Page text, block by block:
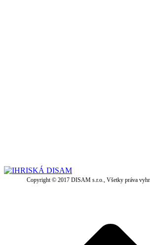
Copyright © 2017 DISAM s.r.o., Všetky práva